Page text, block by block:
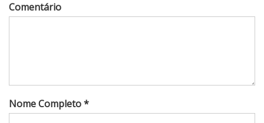
Comentário
Nome Completo *